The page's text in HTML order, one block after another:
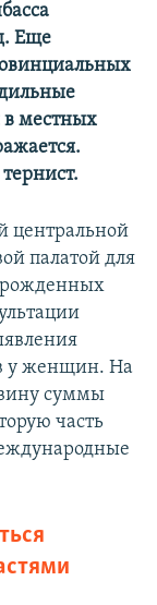
Еще
в местных
центральной
палатой для
у женщин. На
суммы
часть